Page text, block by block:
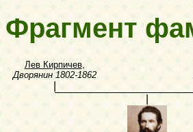
Фрагмент
Лев Кирпичев,
Дворянин 1802-1862